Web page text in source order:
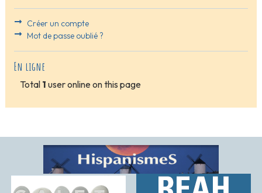
Créer un compte
Mot de passe oublié ?
En ligne
Total 1 user online on this page